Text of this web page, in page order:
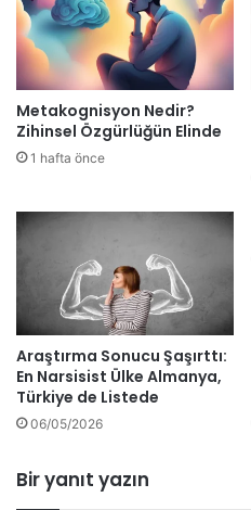
Metakognisyon Nedir?
Zihinsel Özgürlüğün Elinde
1 hafta önce
Araştırma Sonucu Şaşırttı:
En Narsisist Ülke Almanya,
Türkiye de Listede
06/05/2026
Bir yanıt yazın